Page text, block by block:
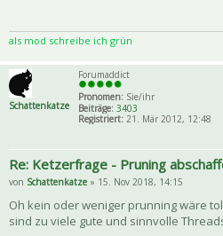
als mod schreibe ich grün
Schattenkatze
Forumaddict
Pronomen: Sie/ihr
Beiträge: 3403
Registriert: 21. Mär 2012, 12:48
Re: Ketzerfrage - Pruning
von Schattenkatze » 15. Nov 2018, 14:15
Oh kein oder weniger prunning wäre
sind zu viele gute und sinnvolle